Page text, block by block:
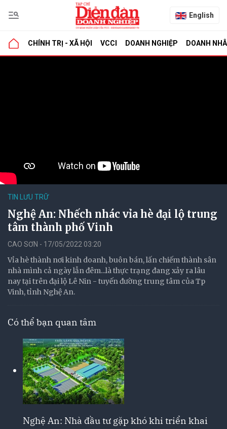
English
CHÍNH TRỊ - XÃ HỘI VCCI DOANH NGHIỆP DOANH
TIN LƯU TRỮ
Nghệ An: Nhếch nhác vỉa hè đại lộ trung
tâm thành phố Vinh
CAO SƠN - 17/05/2022 03:20
Vỉa hè thành nơi kinh doanh, buôn bán, lấn chiếm thành sân
nhà mình cả ngày lẫn đêm...là thực trạng đang xảy ra lâu
nay tại trên đại lộ Lê Nin - tuyến đường trung tâm của Tp
Vinh, tỉnh Nghệ An.
Có thể bạn quan tâm
Nghệ An: Nhà đầu tư gặp khó khi triển khai